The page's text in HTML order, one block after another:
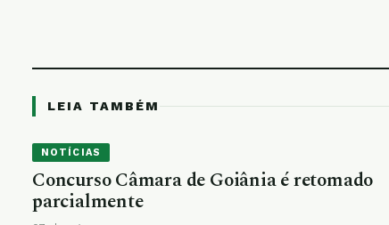
LEIA TAMBÉM
NOTÍCIAS
Concurso Câmara de Goiânia é retomado
parcialmente